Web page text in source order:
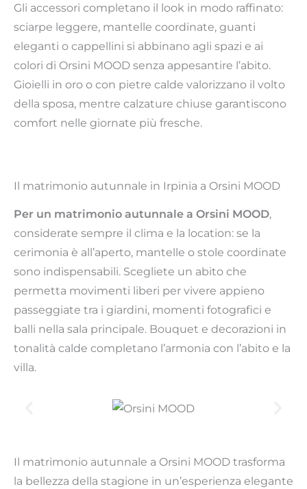
Gli accessori completano il look in modo raffinato:
sciarpe leggere, mantelle coordinate, guanti
eleganti o cappellini si abbinano agli spazi e ai
colori di Orsini MOOD senza appesantire l’abito.
Gioielli in oro o con pietre calde valorizzano il volto
della sposa, mentre calzature chiuse garantiscono
comfort nelle giornate più fresche.
Il matrimonio autunnale in Irpinia a Orsini MOOD
Per un matrimonio autunnale a Orsini MOOD,
considerate sempre il clima e la location: se la
cerimonia è all’aperto, mantelle o stole coordinate
sono indispensabili. Scegliete un abito che
permetta movimenti liberi per vivere appieno
passeggiate tra i giardini, momenti fotografici e
balli nella sala principale. Bouquet e decorazioni in
tonalità calde completano l’armonia con l’abito e la
villa.
Il matrimonio autunnale a Orsini MOOD trasforma
la bellezza della stagione in un’esperienza elegante